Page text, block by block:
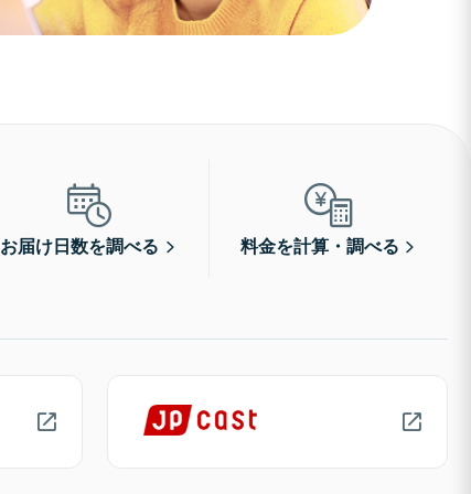
お届け日数を調べる 料金を計算・調べる